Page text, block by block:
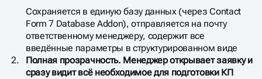
Сохраняется в единую базу данных (через Contact
Form 7 Database Addon), отправляется на почту
ответственному менеджеру, содержит все
введённые параметры в структурированном виде
Полная прозрачность. Менеджер открывает заявку и
сразу видит всё необходимое для подготовки КП